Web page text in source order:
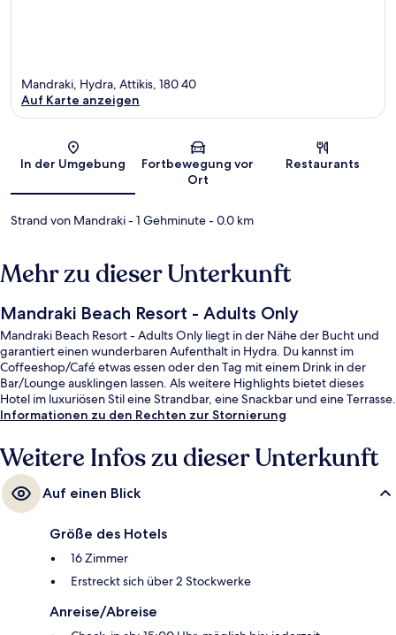
Karte
Mandraki, Hydra, Attikis, 180 40
Auf Karte anzeigen
In der Umgebung
Fortbewegung vor
Ort
Restaurants
Strand von Mandraki- 1 Gehminute- 0.0 km
Mehr zu dieser Unterkunft
Mandraki Beach Resort - Adults Only
Mandraki Beach Resort - Adults Only liegt in der Nähe der Bucht und
garantiert einen wunderbaren Aufenthalt in Hydra. Du kannst im
Coffeeshop/Café etwas essen oder den Tag mit einem Drink in der
Bar/Lounge ausklingen lassen. Als weitere Highlights bietet dieses
Hotel im luxuriösen Stil eine Strandbar, eine Snackbar und eine Terrasse.
Informationen zu den Rechten zur Stornierung
Weitere Infos zu dieser Unterkunft
Auf einen Blick
Größe des Hotels
16 Zimmer
Erstreckt sich über 2 Stockwerke
Anreise/Abreise